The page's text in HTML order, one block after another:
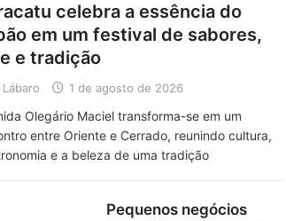
celebra a essência do
em um festival de sabores,
e tradição
Lábaro 1 de agosto de 2026
Olegário Maciel transforma-se em um
entre Oriente e Cerrado, reunindo cultura,
e a beleza de uma tradição
Pequenos negócios